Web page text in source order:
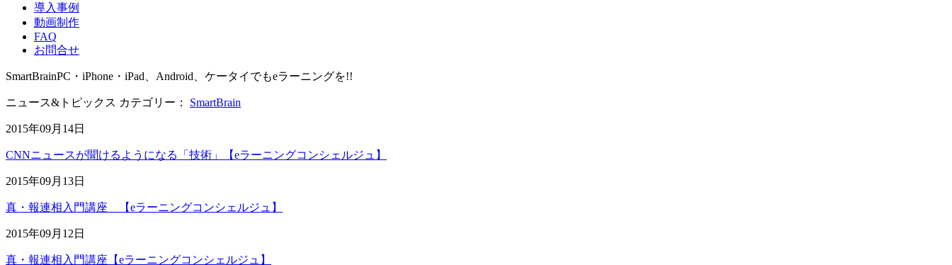
導入事例
動画制作
FAQ
お問合せ
SmartBrainPC・iPhone・iPad、Android、ケータイでもeラーニングを!!
ニュース&トピックス カテゴリー： SmartBrain
2015年09月14日
CNNニュースが聞けるようになる「技術」【eラーニングコンシェルジュ】
2015年09月13日
真・報連相入門講座 【eラーニングコンシェルジュ】
2015年09月12日
真・報連相入門講座【eラーニングコンシェルジュ】